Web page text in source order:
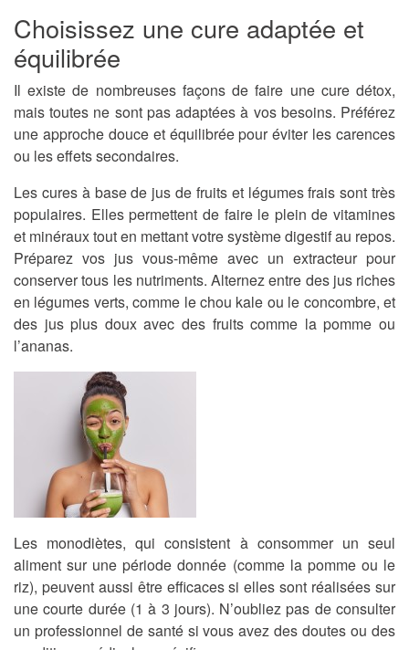
Choisissez une cure adaptée et
équilibrée
Il existe de nombreuses façons de faire une cure détox,
mais toutes ne sont pas adaptées à vos besoins. Préférez
une approche douce et équilibrée pour éviter les carences
ou les effets secondaires.
Les cures à base de jus de fruits et légumes frais sont très
populaires. Elles permettent de faire le plein de vitamines
et minéraux tout en mettant votre système digestif au repos.
Préparez vos jus vous-même avec un extracteur pour
conserver tous les nutriments. Alternez entre des jus riches
en légumes verts, comme le chou kale ou le concombre, et
des jus plus doux avec des fruits comme la pomme ou
l’ananas.
Les monodiètes, qui consistent à consommer un seul
aliment sur une période donnée (comme la pomme ou le
riz), peuvent aussi être efficaces si elles sont réalisées sur
une courte durée (1 à 3 jours). N’oubliez pas de consulter
un professionnel de santé si vous avez des doutes ou des